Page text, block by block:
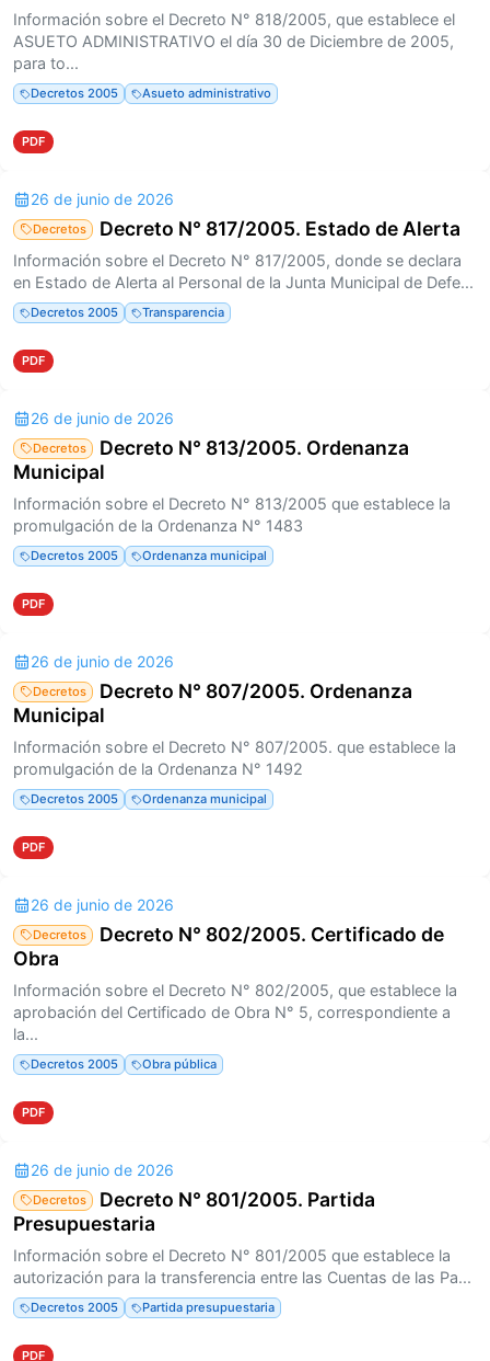
Información sobre el Decreto N° 818/2005, que establece el
ASUETO ADMINISTRATIVO el día 30 de Diciembre de 2005,
para to...
Decretos 2005 Asueto administrativo
PDF
26 de junio de 2026
Decretos Decreto N° 817/2005. Estado de Alerta
Información sobre el Decreto N° 817/2005, donde se declara
en Estado de Alerta al Personal de la Junta Municipal de Defe...
Decretos 2005 Transparencia
PDF
26 de junio de 2026
Decretos
Decreto N° 813/2005. Ordenanza
Municipal
Información sobre el Decreto N° 813/2005 que establece la
promulgación de la Ordenanza N° 1483
Decretos 2005 Ordenanza municipal
PDF
26 de junio de 2026
Decretos
Decreto N° 807/2005. Ordenanza
Municipal
Información sobre el Decreto N° 807/2005. que establece la
promulgación de la Ordenanza N° 1492
Decretos 2005 Ordenanza municipal
PDF
26 de junio de 2026
Decretos
Decreto N° 802/2005. Certificado de
Obra
Información sobre el Decreto N° 802/2005, que establece la
aprobación del Certificado de Obra N° 5, correspondiente a
la...
Decretos 2005 Obra pública
PDF
26 de junio de 2026
Decretos
Decreto N° 801/2005. Partida
Presupuestaria
Información sobre el Decreto N° 801/2005 que establece la
autorización para la transferencia entre las Cuentas de las Pa...
Decretos 2005 Partida presupuestaria
PDF